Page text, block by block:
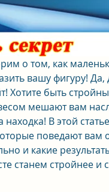
о том, как
вашу фигуру! Да,
Хотите быть
мешают вам
В этой
поведают вам
и какие
станем стройнее и